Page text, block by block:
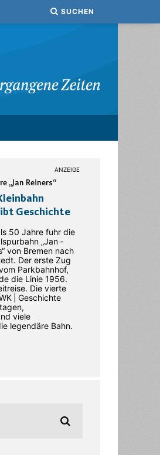
SUCHEN
„Jan Reiners“
Geschichte
50 Jahre fuhr die
„Jan
von Bremen nach
Der erste Zug
Parkbahnhof,
die Linie 1956.
Die vierte
| Geschichte
viele
legendäre Bahn.